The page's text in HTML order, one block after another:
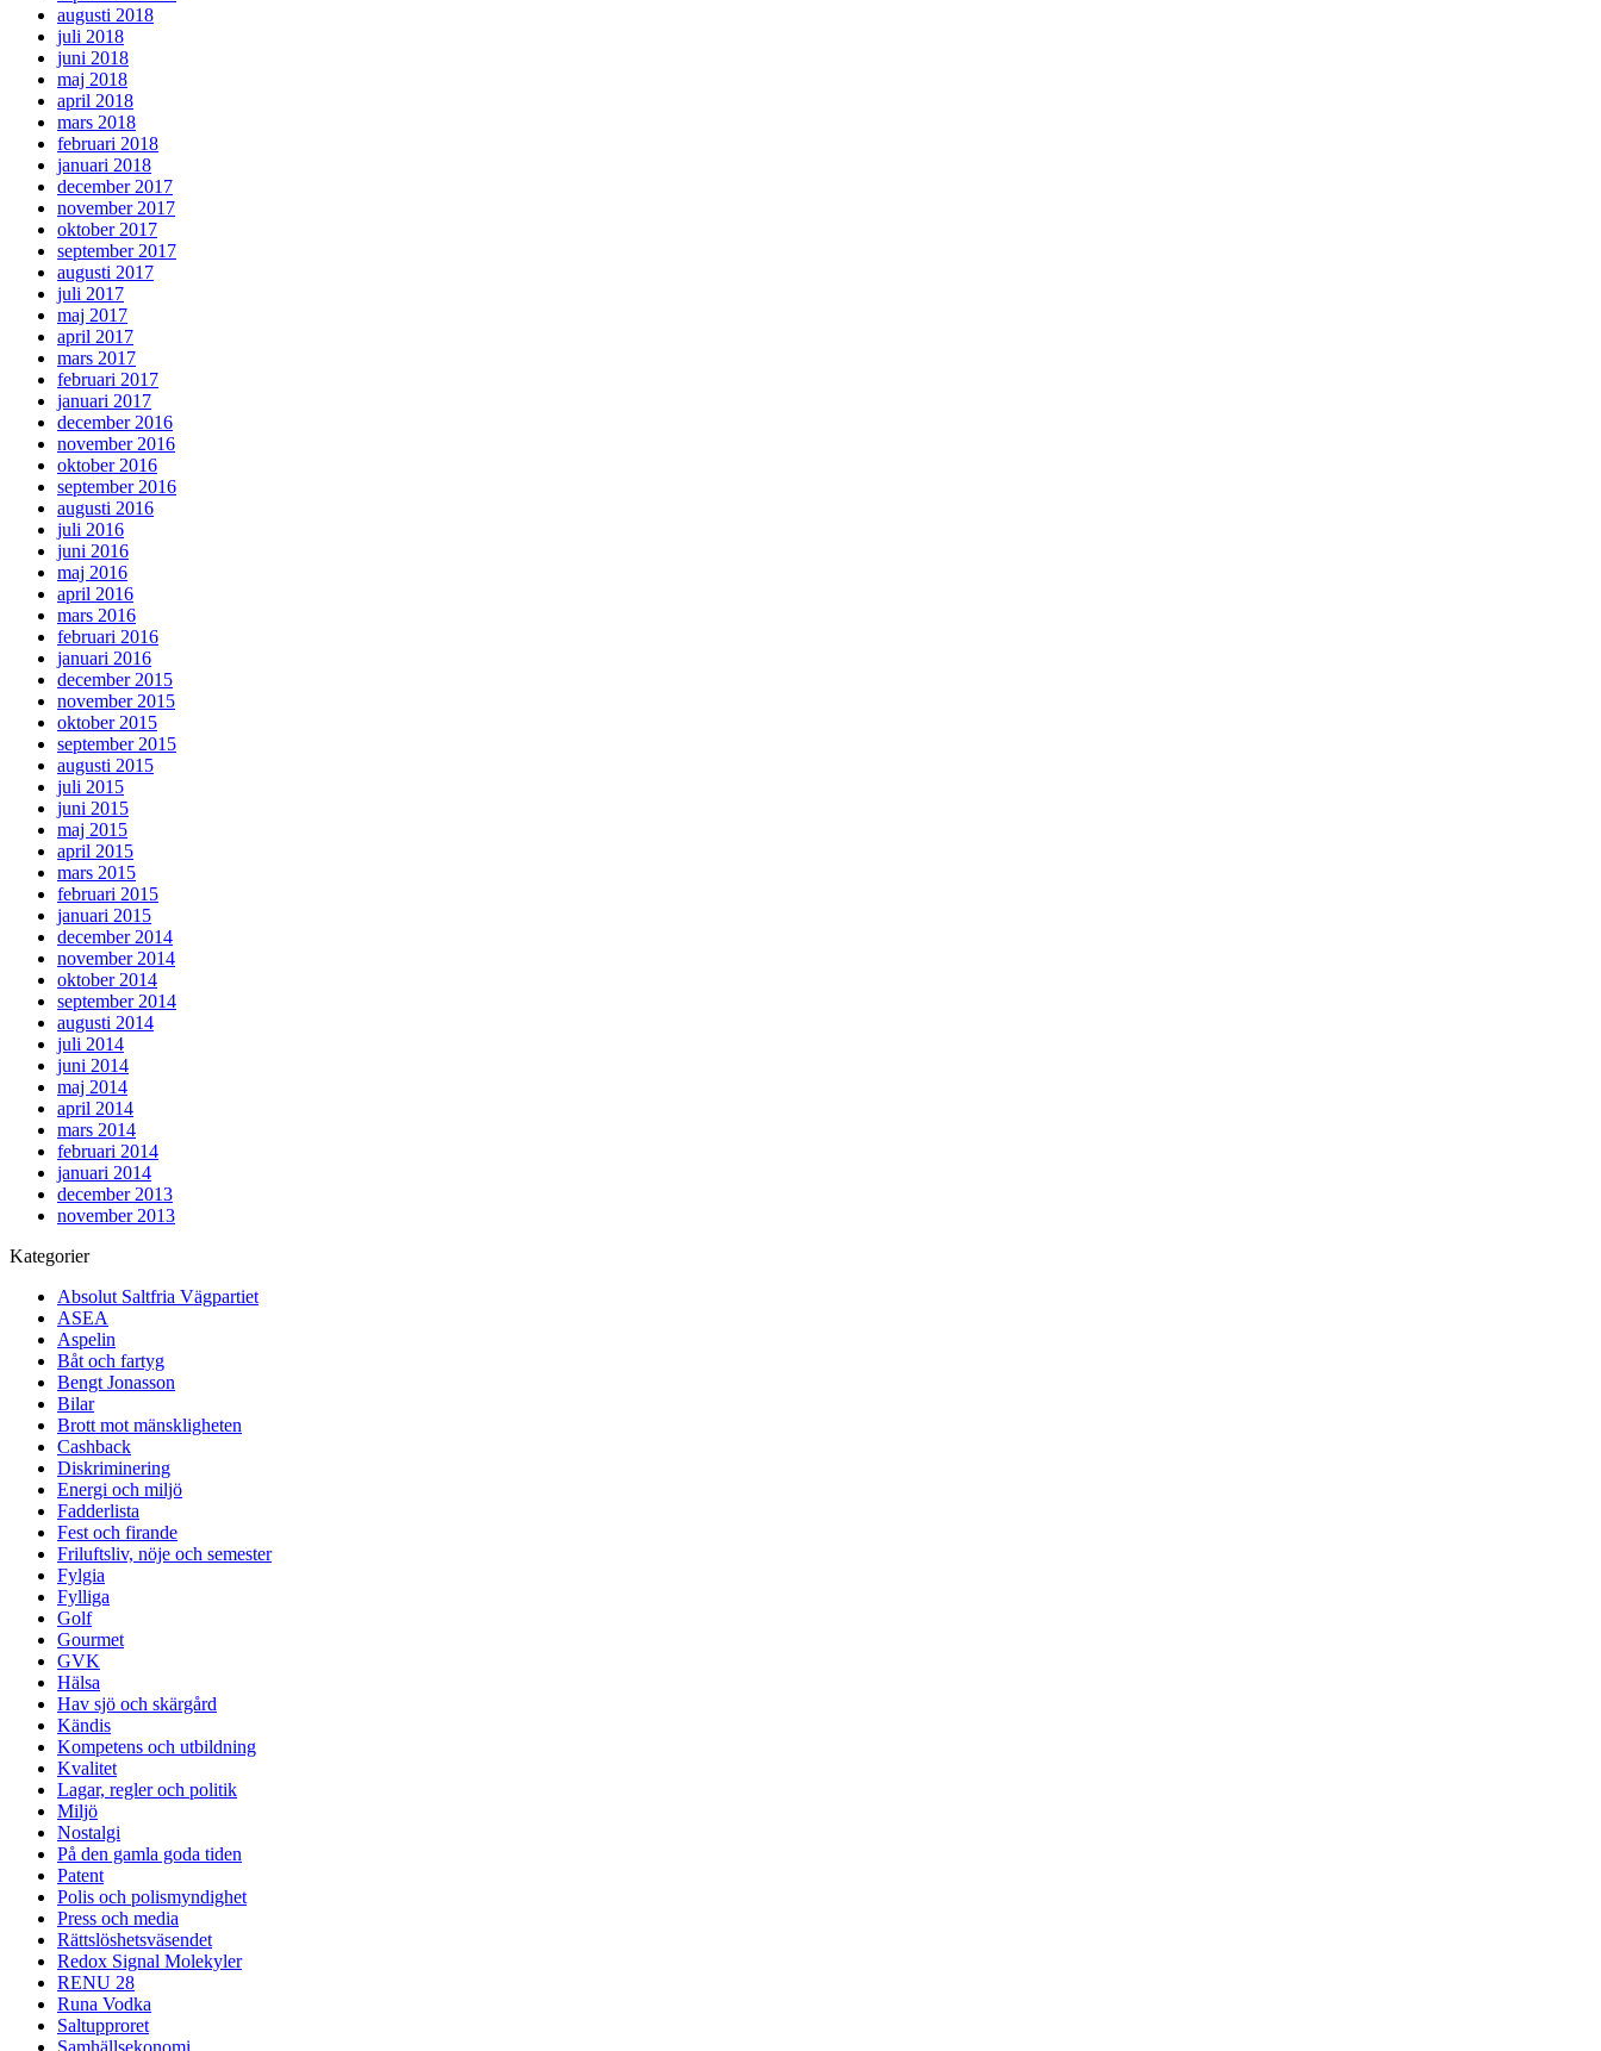
augusti 2018
juli 2018
juni 2018
maj 2018
april 2018
mars 2018
februari 2018
januari 2018
december 2017
november 2017
oktober 2017
september 2017
augusti 2017
juli 2017
maj 2017
april 2017
mars 2017
februari 2017
januari 2017
december 2016
november 2016
oktober 2016
september 2016
augusti 2016
juli 2016
juni 2016
maj 2016
april 2016
mars 2016
februari 2016
januari 2016
december 2015
november 2015
oktober 2015
september 2015
augusti 2015
juli 2015
juni 2015
maj 2015
april 2015
mars 2015
februari 2015
januari 2015
december 2014
november 2014
oktober 2014
september 2014
augusti 2014
juli 2014
juni 2014
maj 2014
april 2014
mars 2014
februari 2014
januari 2014
december 2013
november 2013
Kategorier
Absolut Saltfria Vägpartiet
ASEA
Aspelin
Båt och fartyg
Bengt Jonasson
Bilar
Brott mot mänskligheten
Cashback
Diskriminering
Energi och miljö
Fadderlista
Fest och firande
Friluftsliv, nöje och semester
Fylgia
Fylliga
Golf
Gourmet
GVK
Hälsa
Hav sjö och skärgård
Kändis
Kompetens och utbildning
Kvalitet
Lagar, regler och politik
Miljö
Nostalgi
På den gamla goda tiden
Patent
Polis och polismyndighet
Press och media
Rättslöshetsväsendet
Redox Signal Molekyler
RENU 28
Runa Vodka
Saltupproret
Samhällsekonomi